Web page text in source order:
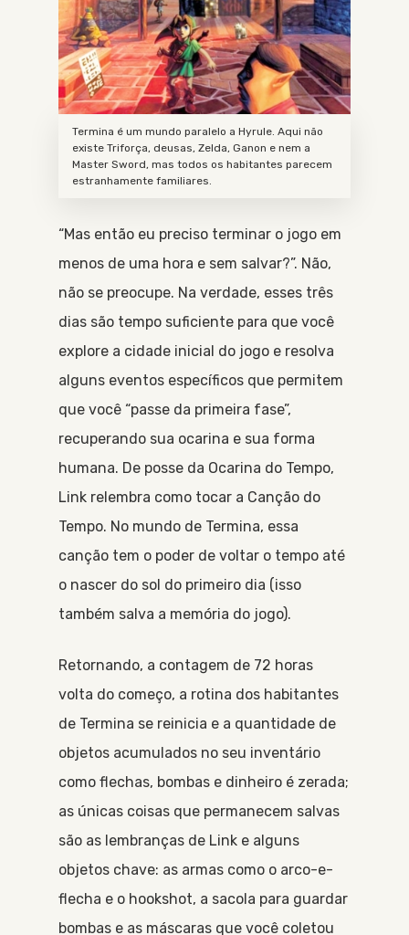
Termina é um mundo paralelo a Hyrule. Aqui não
existe Triforça, deusas, Zelda, Ganon e nem a
Master Sword, mas todos os habitantes parecem
estranhamente familiares.
“Mas então eu preciso terminar o jogo em
menos de uma hora e sem salvar?”. Não,
não se preocupe. Na verdade, esses três
dias são tempo suficiente para que você
explore a cidade inicial do jogo e resolva
alguns eventos específicos que permitem
que você “passe da primeira fase”,
recuperando sua ocarina e sua forma
humana. De posse da Ocarina do Tempo,
Link relembra como tocar a Canção do
Tempo. No mundo de Termina, essa
canção tem o poder de voltar o tempo até
o nascer do sol do primeiro dia (isso
também salva a memória do jogo).
Retornando, a contagem de 72 horas
volta do começo, a rotina dos habitantes
de Termina se reinicia e a quantidade de
objetos acumulados no seu inventário
como flechas, bombas e dinheiro é zerada;
as únicas coisas que permanecem salvas
são as lembranças de Link e alguns
objetos chave: as armas como o arco-e-
flecha e o hookshot, a sacola para guardar
bombas e as máscaras que você coletou